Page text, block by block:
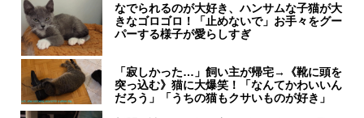
なでられるのが大好き、ハンサムな子猫が大
きなゴロゴロ！「止めないで」お手々をグー
パーする様子が愛らしすぎ
「寂しかった…」飼い主が帰宅→《靴に頭を
突っ込む》猫に大爆笑！「なんてかわいいん
だろう」「うちの猫もクサいものが好き」